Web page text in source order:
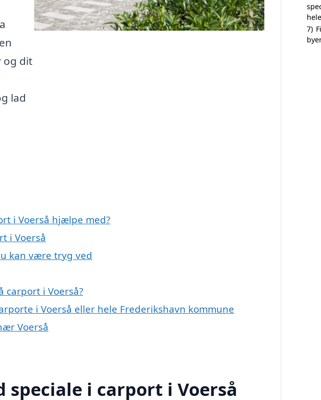
og dit
lad
i Voerså hjælpe med?
i Voerså
kan være tryg ved
carport i Voerså?
i Voerså eller hele Frederikshavn kommune
Voerså
i carport i Voerså
7)